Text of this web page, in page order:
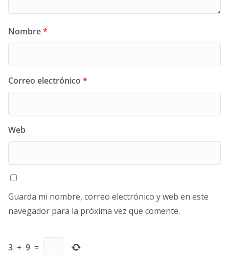
Nombre*
Correo electrónico *
Web
Guarda mi nombre, correo electrónico y web en este
navegador para la próxima vez que comente.
3 + 9 =